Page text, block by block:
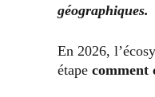
géographiques.
En 2026,
étape comment